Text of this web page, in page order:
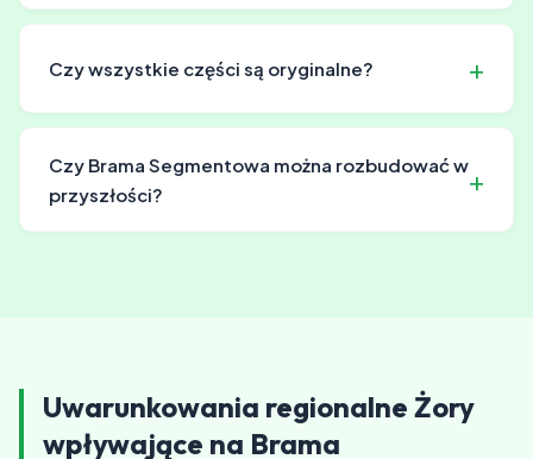
Zalecamy regularne serwisowanie oraz smarowanie
bramy w niskich temperaturach.
Czy wszystkie części są oryginalne?
Używamy części oryginalnych i odpowiadające
lub części z szarej strefy.
Czy Brama Segmentowa można rozbudować w
przyszłości?
Uwarunkowania regionalne Żory
wpływające na Brama